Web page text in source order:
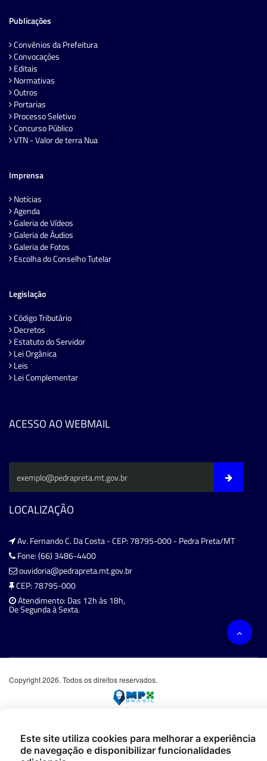
Publicações
Convênios da Prefeitura
Convocações
Editais
Normativas
Outros
Portarias
Processo Seletivo
Concurso Público
VTN - Valor de terra Nua
Imprensa
Notícias
Agenda
Galeria de Vídeos
Galeria de Áudios
Galeria de Fotos
Escolha do Conselho Tutelar
Legislação
Código Tributário
Decretos
Estatuto do Servidor
Lei Orgânica
Leis
Lei Complementar
ACESSO AO WEBMAIL
LOCALIZAÇÃO
Av. Fernando C. Da Costa - CEP: 78795-000 - Pedra Preta/MT
Fone: (66) 3486-4400
ouvidoria@pedrapreta.mt.gov.br
CEP: 78795-000
Atendimento: Das 12h às 18h,
De Segunda à Sexta.
Copyright 2026. Todos os direitos reservados.
Este site utiliza cookies para melhorar a experiência
de navegação e disponibilizar funcionalidades